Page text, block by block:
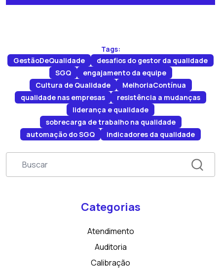
Tags:
GestãoDeQualidade
desafios do gestor da qualidade
SGQ
engajamento da equipe
Cultura de Qualidade
MelhoriaContínua
qualidade nas empresas
resistência a mudanças
liderança e qualidade
sobrecarga de trabalho na qualidade
automação do SGQ
indicadores da qualidade
Categorias
Atendimento
Auditoria
Calibração